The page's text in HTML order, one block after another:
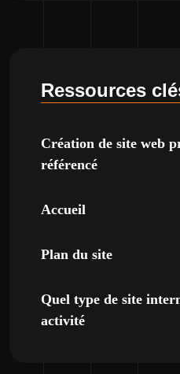
Ressources
Création de site web
référencé
Accueil
Plan du site
Quel type de site
activité